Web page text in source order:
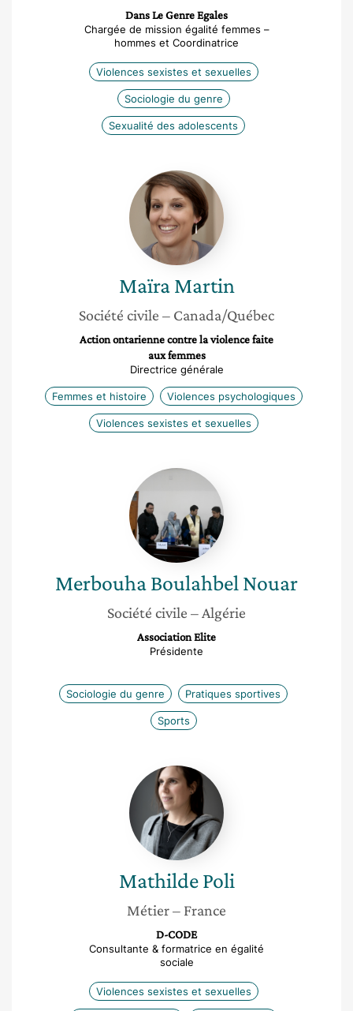
Dans Le Genre Egales
Chargée de mission égalité femmes –
hommes et Coordinatrice
Violences sexistes et sexuelles
Sociologie du genre
Sexualité des adolescents
Maïra
Martin
Maïra Martin
Société civile – Canada/Québec
Action ontarienne contre la violence faite
aux femmes
Directrice générale
Femmes et histoire Violences psychologiques
Violences sexistes et sexuelles
Merbouha
Boulahbel
Nouar
MerbouhaBoulahbel Nouar
Société civile – Algérie
Association Elite
Présidente
Sociologie du genre Pratiques sportives
Sports
Mathilde
Poli
Mathilde Poli
Métier– France
D-CODE
Consultante & formatrice en égalité
sociale
Violences sexistes et sexuelles